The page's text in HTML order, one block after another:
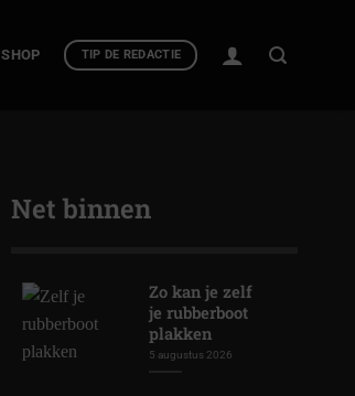
SHOP TIP DE REDACTIE
Net binnen
Zo kan je zelf
je rubberboot
plakken
5 augustus 2026